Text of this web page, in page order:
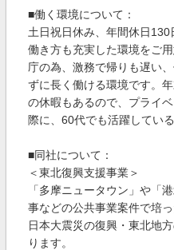
■働く環境について：
土日祝日休み、年間休日
働き方も充実した環境をご
庁の為、激務で帰りも遅い
ずに長く働ける環境です。
の休暇もあるので、プライ
際に、60代でも活躍している
■同社について：
＜東北復興支援事業＞
「多摩ニュータウン」や「
事などの公共事業案件で培
日本大震災の復興・東北地
ります。